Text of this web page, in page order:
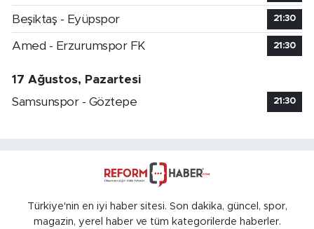
Beşiktaş - Eyüpspor 21:30
Amed - Erzurumspor FK 21:30
17 Ağustos, Pazartesi
Samsunspor - Göztepe
21:30
Türkiye'nin en iyi haber sitesi. Son dakika, güncel, spor,
magazin, yerel haber ve tüm kategorilerde haberler.